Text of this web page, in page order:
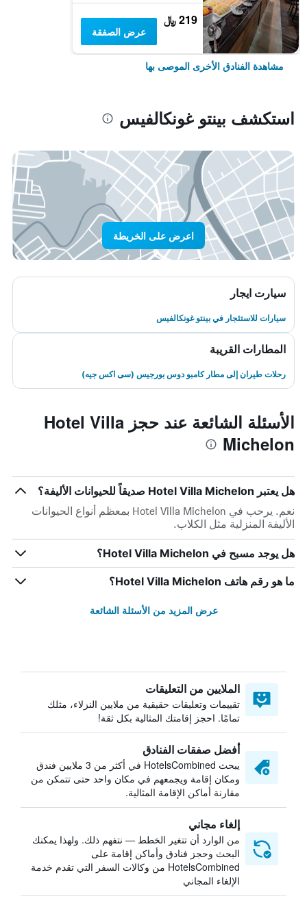
219 ﷼
عرض الصفقة
مشاهدة الفنادق الأخرى الموصى بها
استكشف بينتو غونكالفيس
اعرض على الخريطة
سيارت ايجار
سيارات للاستئجار في بينتو غونكالفيس
المطارات القريبة
رحلات طيران إلى مطار كامبو دوس بورجيس (سى اكس جيه)
الأسئلة الشائعة عند حجز Hotel Villa
Michelon
هل يعتبر Hotel Villa Michelon صديقاً للحيوانات الأليفة؟
نعم. يرحب في Hotel Villa Michelon بمعظم أنواع الحيوانات
الأليفة المنزلية مثل الكلاب.
هل يوجد مسبح في Hotel Villa Michelon؟
ما هو رقم هاتف Hotel Villa Michelon؟
عرض المزيد من الأسئلة الشائعة
الملايين من التعليقات
تقييمات وتعليقات حقيقية من ملايين النزلاء، مثلك
تمامًا. احجز إقامتك المثالية بكل ثقة!
أفضل صفقات الفنادق
يبحث HotelsCombined في أكثر من 3 ملايين فندق
ومكان إقامة ويجمعهم في مكان واحد حتى تتمكن من
مقارنة أماكن الإقامة المثالية.
إلغاء مجاني
من الوارد أن تتغير الخطط — نتفهم ذلك. ولهذا يمكنك
البحث وحجز فنادق وأماكن إقامة على
HotelsCombined من وكالات السفر التي تقدم خدمة
الإلغاء المجاني